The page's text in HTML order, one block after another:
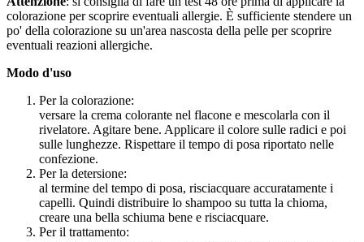
colorazione per scoprire eventuali allergie. È sufficiente stendere un
po' della colorazione su un'area nascosta della pelle per scoprire
eventuali reazioni allergiche.
Modo d'uso
Per la colorazione:
versare la crema colorante nel flacone e mescolarla con il
rivelatore. Agitare bene. Applicare il colore sulle radici e poi
sulle lunghezze. Rispettare il tempo di posa riportato nelle
confezione.
Per la detersione:
al termine del tempo di posa, risciacquare accuratamente i
capelli. Quindi distribuire lo shampoo su tutta la chioma,
creare una bella schiuma bene e risciacquare.
Per il trattamento: